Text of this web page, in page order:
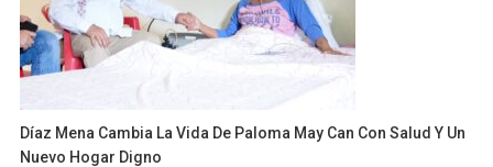
Díaz Mena Cambia La Vida De Paloma May Can Con Salud Y Un
Nuevo Hogar Digno